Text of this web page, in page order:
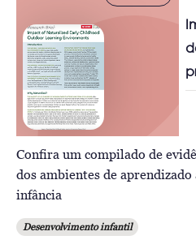
Confira um compilado de
dos ambientes de
infância
Desenvolvimento infantil